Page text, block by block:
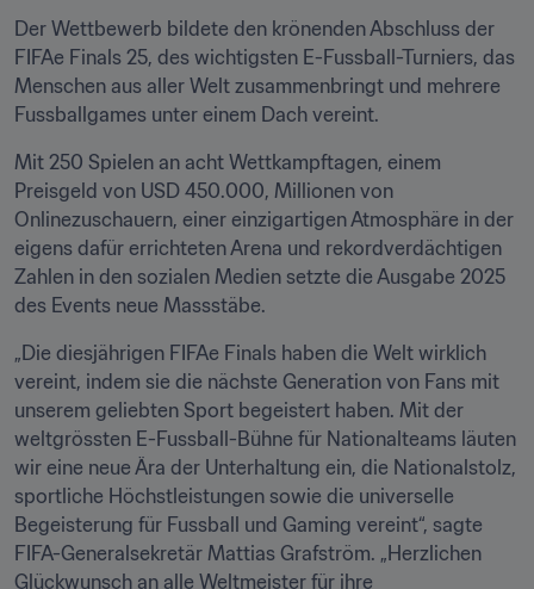
Der Wettbewerb bildete den krönenden Abschluss der
FIFAe Finals 25, des wichtigsten E-Fussball-Turniers, das
Menschen aus aller Welt zusammenbringt und mehrere
Fussballgames unter einem Dach vereint.
Mit 250 Spielen an acht Wettkampftagen, einem
Preisgeld von USD 450.000, Millionen von
Onlinezuschauern, einer einzigartigen Atmosphäre in der
eigens dafür errichteten Arena und rekordverdächtigen
Zahlen in den sozialen Medien setzte die Ausgabe 2025
des Events neue Massstäbe.
„Die diesjährigen FIFAe Finals haben die Welt wirklich
vereint, indem sie die nächste Generation von Fans mit
unserem geliebten Sport begeistert haben. Mit der
weltgrössten E-Fussball-Bühne für Nationalteams läuten
wir eine neue Ära der Unterhaltung ein, die Nationalstolz,
sportliche Höchstleistungen sowie die universelle
Begeisterung für Fussball und Gaming vereint“, sagte
FIFA-Generalsekretär Mattias Grafström. „Herzlichen
Glückwunsch an alle Weltmeister für ihre